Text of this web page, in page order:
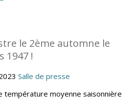
le 2ème automne le
1947 !
Salle de presse
température moyenne saisonnière